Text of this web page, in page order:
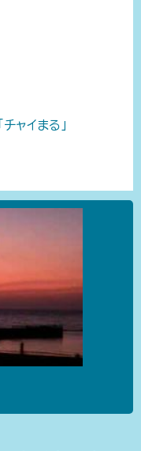
ャイまる」